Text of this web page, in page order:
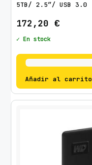
5TB/ 2.5″/ USB 3.0
172,20 €
✓ En stock
Añadir al carrito